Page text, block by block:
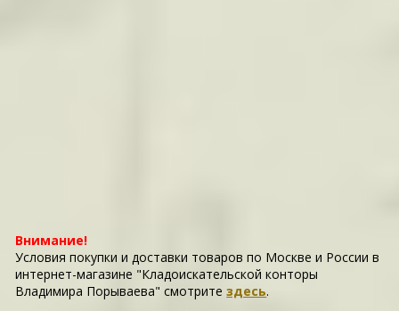
Внимание!
Условия покупки и доставки товаров по Москве и России в
интернет-магазине "Кладоискательской конторы
Владимира Порываева" смотритездесь.